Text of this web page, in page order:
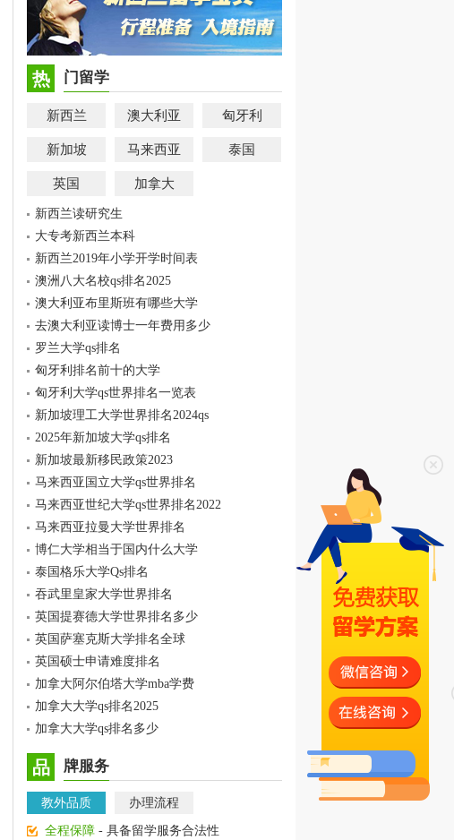
热 门留学
新西兰 澳大利亚 匈牙利
新加坡 马来西亚 泰国
英国 加拿大
新西兰读研究生
大专考新西兰本科
新西兰2019年小学开学时间表
澳洲八大名校qs排名2025
澳大利亚布里斯班有哪些大学
去澳大利亚读博士一年费用多少
罗兰大学qs排名
匈牙利排名前十的大学
匈牙利大学qs世界排名一览表
新加坡理工大学世界排名2024qs
2025年新加坡大学qs排名
新加坡最新移民政策2023
马来西亚国立大学qs世界排名
马来西亚世纪大学qs世界排名2022
马来西亚拉曼大学世界排名
博仁大学相当于国内什么大学
泰国格乐大学Qs排名
吞武里皇家大学世界排名
英国提赛德大学世界排名多少
英国萨塞克斯大学排名全球
英国硕士申请难度排名
加拿大阿尔伯塔大学mba学费
加拿大大学qs排名2025
加拿大大学qs排名多少
品 牌服务
教外品质 办理流程
全程保障 - 具备留学服务合法性